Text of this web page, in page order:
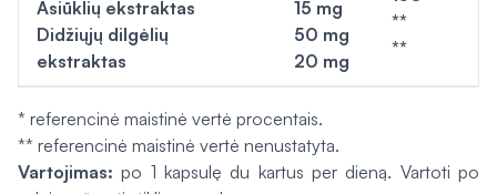
Asiūklių ekstraktas
Didžiųjų dilgėlių
ekstraktas
15 mg
50 mg
20 mg
**
**
* referencinė maistinė vertė procentais.
** referencinė maistinė vertė nenustatyta.
Vartojimas: po 1 kapsulę du kartus per dieną. Vartoti po